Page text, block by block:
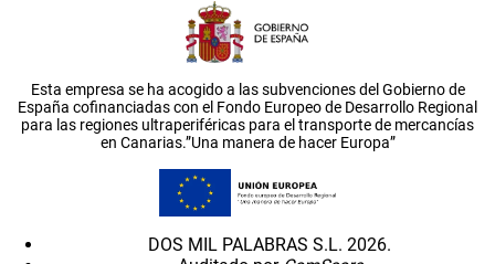
Esta empresa se ha acogido a las subvenciones del Gobierno de
España cofinanciadas con el Fondo Europeo de Desarrollo Regional
para las regiones ultraperiféricas para el transporte de mercancías
en Canarias.”Una manera de hacer Europa”
DOS MIL PALABRAS S.L. 2026.